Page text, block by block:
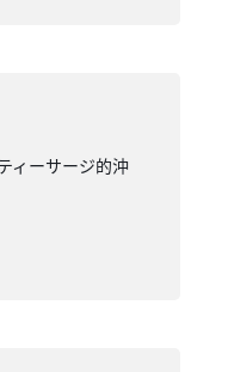
ィーサージ的沖